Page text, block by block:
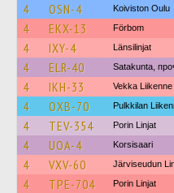
4 OSN-4 Koiviston Oulu
4 EKX-13 Förbom
4 IXY-4 Länsilinjat
4 ELR-40 Satakunta,
4 IKH-33 Vekka Liikenne
4 OXB-70 Pulkkilan
4 TEV-354 Porin Linjat
4 UOA-4 Korsisaari
4 VXV-60 Järviseudun
4 TPE-704 Porin Linjat